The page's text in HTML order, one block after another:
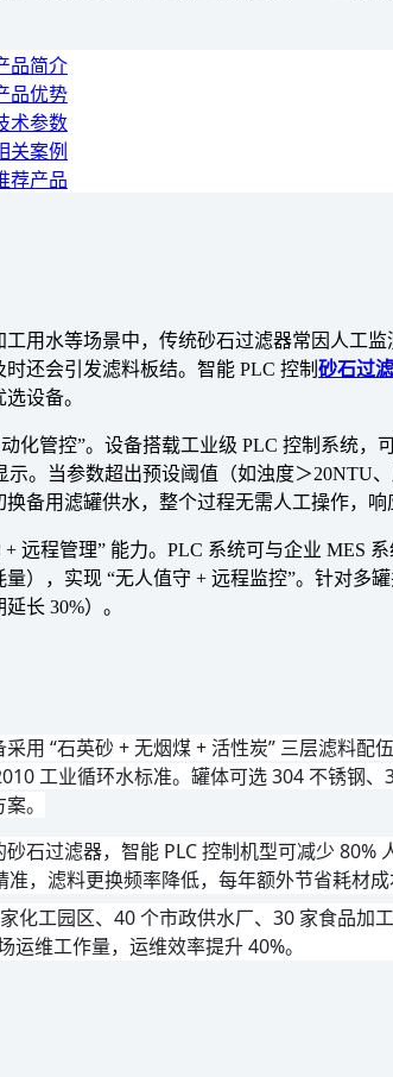
品简介
品优势
术参数
关案例
荐产品
用水等场景中，传统砂石过滤器常因人工
还会引发滤料板结。智能 PLC 控制 砂石过
设备。
化管控”。设备搭载工业级 PLC 控制系统，
示。当参数超出预设阈值（如浊度＞
备用滤罐供水，整个过程无需人工操作，响
远程管理” 能力。PLC 系统可与企业 MES
），实现 “无人值守 + 远程监控”。针对多
长 30%）。
用 “石英砂 + 无烟煤 + 活性炭” 三层滤料
工业循环水标准。罐体可选 304 不锈钢
。
石过滤器，智能 PLC 控制机型可减少
，滤料更换频率降低，每年额外节省耗材
化工园区、40 个市政供水厂、30 家食品
维工作量，运维效率提升 40%。